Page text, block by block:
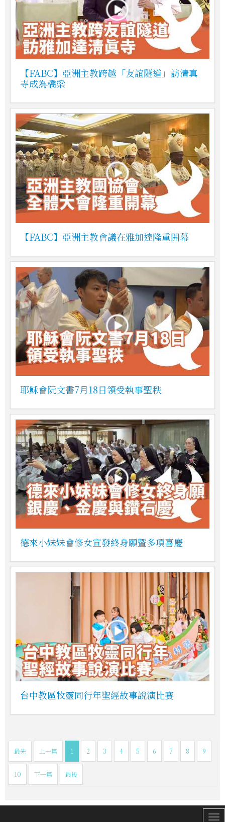
【FABC】亞洲主教跨越「友誼隧道」訪清真
寺成為橋梁
【FABC】亞洲主教會議在雅加達隆重開幕
耶穌會阮文書7月18日領受執事聖秩
德來小妹妹會修女宣發終身願暨多項喜慶
台中教區牧靈同行年聖經故事說演比賽
最先 上一篇 1 2 3 4 5 6 7 8 9
10 下一篇 最後